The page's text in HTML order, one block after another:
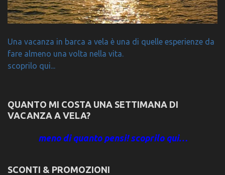
Una vacanza in barca a vela è una di quelle esperienze da
fare almeno una volta nella vita.
scoprilo qui...
QUANTO MI COSTA UNA SETTIMANA DI
VACANZA A VELA?
meno di quanto pensi! scoprilo qui…
SCONTI & PROMOZIONI